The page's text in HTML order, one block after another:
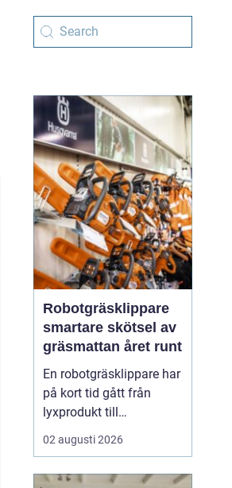
Robotgräsklippare
smartare skötsel av
gräsmattan året runt
En robotgräsklippare har
på kort tid gått från
lyxprodukt till
vardagsverktyg i många
trädgårdar. Allt fler ser
02 augusti 2026